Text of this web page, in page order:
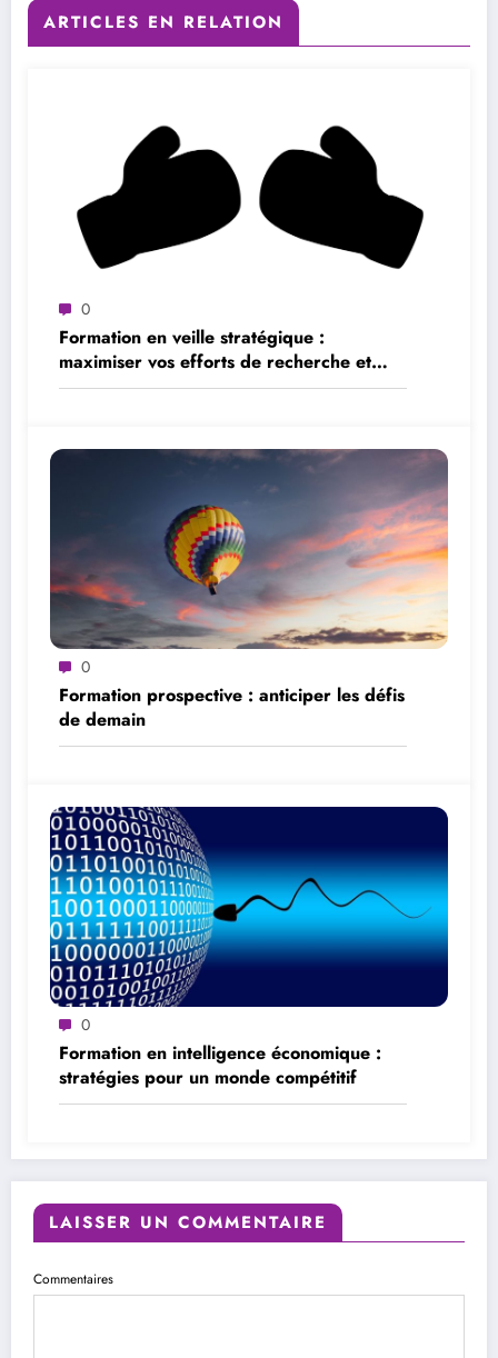
ARTICLES EN RELATION
0
Formation en veille stratégique :
maximiser vos efforts de recherche et
d’analyse
0
Formation prospective : anticiper les défis
de demain
0
Formation en intelligence économique :
stratégies pour un monde compétitif
LAISSER UN COMMENTAIRE
Commentaires